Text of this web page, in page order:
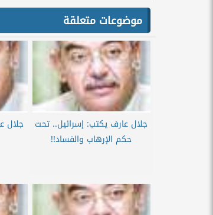
موضوعات متعلقة
جلال عارف يكتب: إسرائيل.. تحت
حكم الإرهاب والفساد!!
جلال